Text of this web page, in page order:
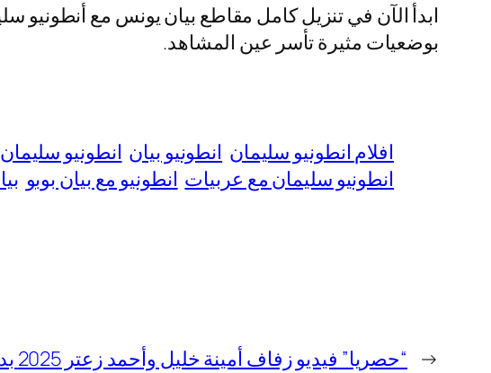
بوضعيات مثيرة تأسر عين المشاهد.
افلام انطونيو سليمان انطونيو بيان انطونيو
انطونيو سليمان مع عربيات انطونيو مع بيان بوبو
← “حصريا” فيديو زفاف أمينة خليل وأحمد زعتر 2025 بدقة عالية